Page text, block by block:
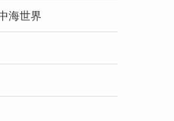
海世界